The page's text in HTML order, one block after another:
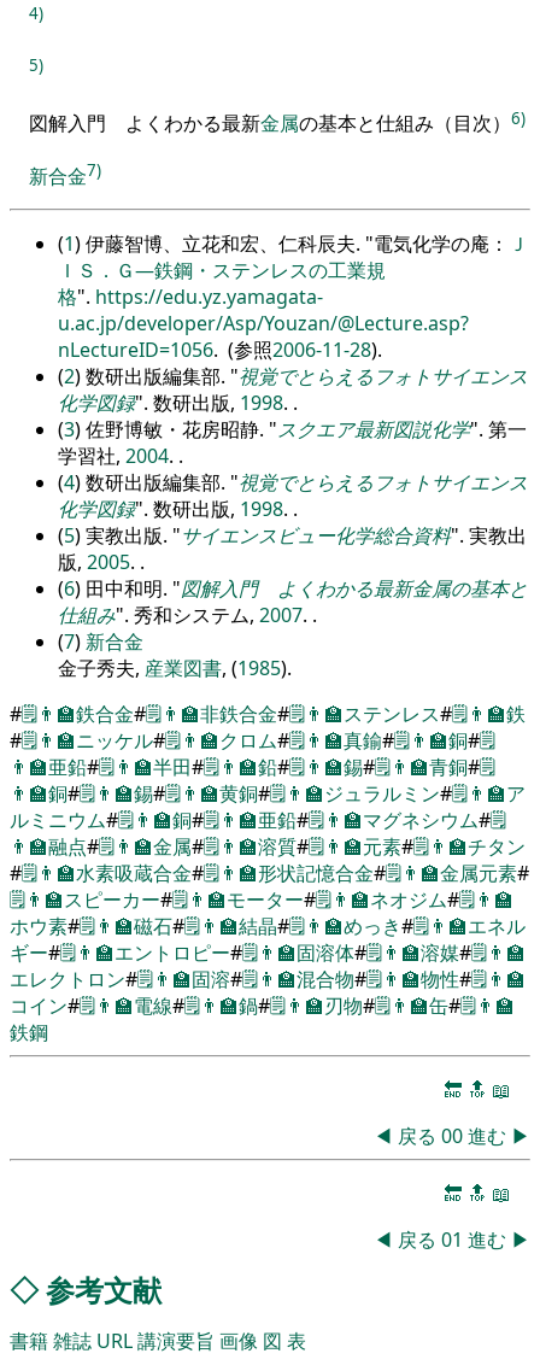
4)
5)
図解入門 よくわかる最新金属の基本と仕組み （目次） 6)
新合金7)
(1) 伊藤智博、立花和宏、仁科辰夫. 電気化学の庵： Ｊ
ＩＳ．Ｇ―鉄鋼・ステンレスの工業規
格 . https://edu.yz.yamagata-
u.ac.jp/developer/Asp/Youzan/@Lecture.asp?
nLectureID=1056. (参照2006-11-28).
(2) 数研出版編集部. 視覚でとらえるフォトサイエンス
化学図録 . 数研出版, 1998. .
(3) 佐野博敏・花房昭静. スクエア最新図説化学 . 第一
学習社, 2004. .
(4) 数研出版編集部. 視覚でとらえるフォトサイエンス
化学図録 . 数研出版, 1998. .
(5) 実教出版. サイエンスビュー化学総合資料 . 実教出
版, 2005. .
(6) 田中和明. 図解入門 よくわかる最新金属の基本と
仕組み . 秀和システム, 2007. .
(7) 新合金
金子秀夫, 産業図書, (1985).
#🗒️👨‍🏫鉄合金#🗒️👨‍🏫非鉄合金#🗒️👨‍🏫ステンレス#🗒️👨‍🏫鉄
#🗒️👨‍🏫ニッケル#🗒️👨‍🏫クロム#🗒️👨‍🏫真鍮#🗒️👨‍🏫銅#🗒️
👨‍🏫亜鉛#🗒️👨‍🏫半田#🗒️👨‍🏫鉛#🗒️👨‍🏫錫#🗒️👨‍🏫青銅#🗒️
👨‍🏫銅#🗒️👨‍🏫錫#🗒️👨‍🏫黄銅#🗒️👨‍🏫ジュラルミン#🗒️👨‍🏫ア
ルミニウム#🗒️👨‍🏫銅#🗒️👨‍🏫亜鉛#🗒️👨‍🏫マグネシウム#🗒️
👨‍🏫融点#🗒️👨‍🏫金属#🗒️👨‍🏫溶質#🗒️👨‍🏫元素#🗒️👨‍🏫チタン
#🗒️👨‍🏫水素吸蔵合金#🗒️👨‍🏫形状記憶合金#🗒️👨‍🏫金属元素#
🗒️👨‍🏫スピーカー#🗒️👨‍🏫モーター#🗒️👨‍🏫ネオジム#🗒️👨‍🏫
ホウ素#🗒️👨‍🏫磁石#🗒️👨‍🏫結晶#🗒️👨‍🏫めっき#🗒️👨‍🏫エネル
ギー#🗒️👨‍🏫エントロピー#🗒️👨‍🏫固溶体#🗒️👨‍🏫溶媒#🗒️👨‍🏫
エレクトロン#🗒️👨‍🏫固溶#🗒️👨‍🏫混合物#🗒️👨‍🏫物性#🗒️👨‍🏫
コイン#🗒️👨‍🏫電線#🗒️👨‍🏫鍋#🗒️👨‍🏫刃物#🗒️👨‍🏫缶#🗒️👨‍🏫
鉄鋼
🔚 🔝 📖
◀ 戻る 00進む ▶
🔚 🔝 📖
◀ 戻る 01 進む ▶
◇参考文献
書籍雑誌 URL講演要旨 画像 図 表